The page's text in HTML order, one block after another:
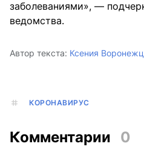
заболеваниями», —
ведомства.
Автор текста: Ксения
КОРОНАВИРУС
Комментарии 0